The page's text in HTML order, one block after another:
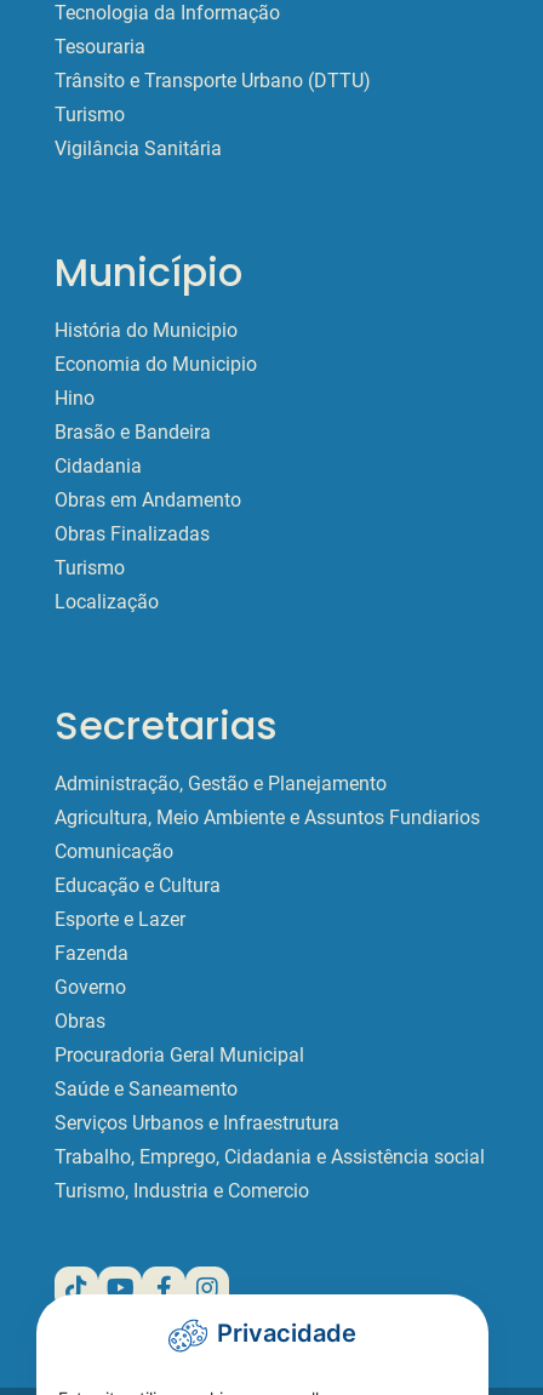
Tecnologia da Informação
Tesouraria
Trânsito e Transporte Urbano (DTTU)
Turismo
Vigilância Sanitária
Município
História do Municipio
Economia do Municipio
Hino
Brasão e Bandeira
Cidadania
Obras em Andamento
Obras Finalizadas
Turismo
Localização
Secretarias
Administração, Gestão e Planejamento
Agricultura, Meio Ambiente e Assuntos Fundiarios
Comunicação
Educação e Cultura
Esporte e Lazer
Fazenda
Governo
Obras
Procuradoria Geral Municipal
Saúde e Saneamento
Serviços Urbanos e Infraestrutura
Trabalho, Emprego, Cidadania e Assistência social
Turismo, Industria e Comercio
Privacidade